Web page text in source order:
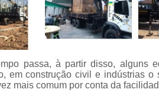
Locação de
Locação de
Remoção de
Remoção de
passa, à partir disso, alguns
em construção civil e indústrias o
mais comum por conta da